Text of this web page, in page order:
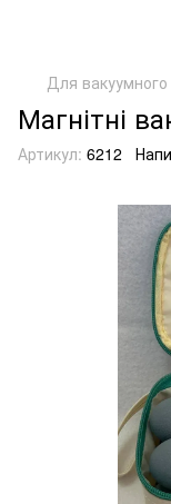
Для
Магнітні
Артикул: 6212